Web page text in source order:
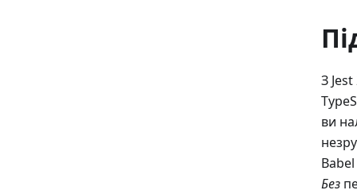
З
ви
Без